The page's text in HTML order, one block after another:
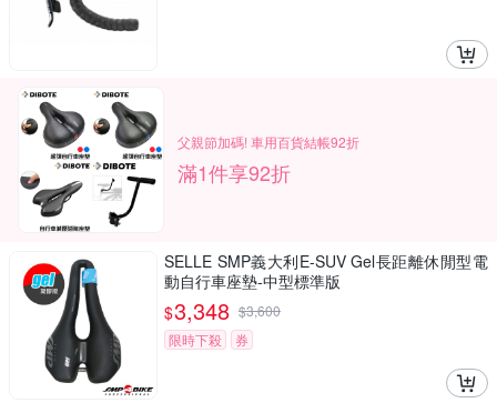
父親節加碼! 車用百貨結帳92折
滿1件享92折
SELLE SMP義大利E-SUV Gel長距離休閒型電
動自行車座墊-中型標準版
$3,348 $3,600
限時下殺
券